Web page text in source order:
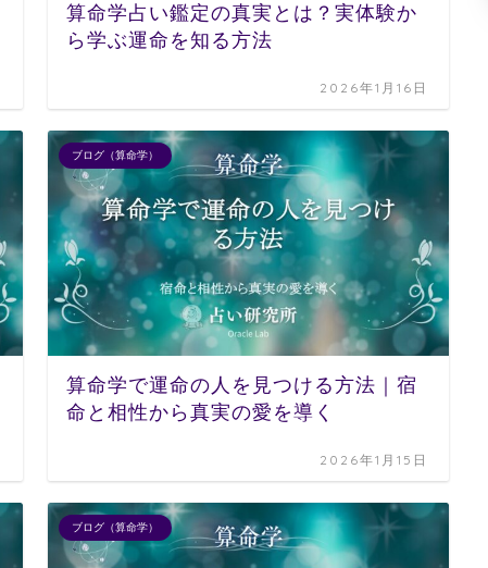
算命学占い鑑定の真実とは？実体験か
ら学ぶ運命を知る方法
2026年1月16日
ブログ（算命学）
算命学で運命の人を見つける方法｜宿
命と相性から真実の愛を導く
2026年1月15日
ブログ（算命学）